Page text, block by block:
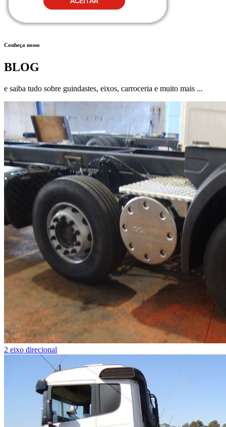
Conheça nosso
BLOG
e saiba tudo sobre guindastes, eixos, carroceria e muito mais ...
2 eixo direcional